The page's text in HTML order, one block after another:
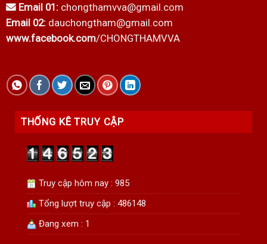
Email 01:chongthamvva@gmail.com
Email 02:dauchongtham@gmail.com
www.facebook.com/CHONGTHAMVVA
THỐNG KÊ TRUY CẬP
Truy cập hôm nay : 985
Tổng lượt truy cập : 486148
Đang xem : 1